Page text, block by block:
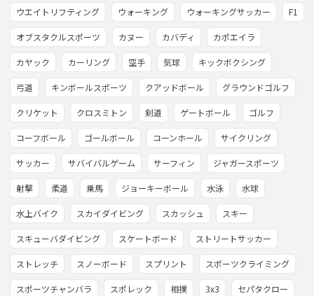
ウエイトリフティング ウォーキング ウォーキングサッカー F1
オブスタクルスポーツ カヌー カバディ カポエイラ
カヤック カーリング 空手 気球 キックボクシング
弓道 キンボールスポーツ クアッドボール グラウンドゴルフ
クリケット クロスミトン 剣道 ゲートボール ゴルフ
コーフボール ゴールボール コーンホール サイクリング
サッカー サバイバルゲーム サーフィン ジャガースポーツ
射撃 柔道 乗馬 ジョーキーボール 水泳 水球
水上バイク スカイダイビング スカッシュ スキー
スキューバダイビング スケートボード ストリートサッカー
ストレッチ スノーボード スプリント スポーツクライミング
スポーツチャンバラ スポレック 相撲 3x3 セパタクロー